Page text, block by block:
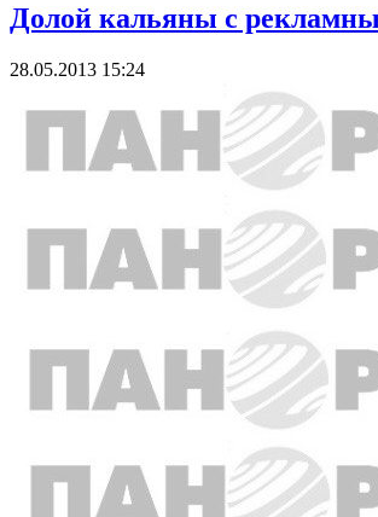
Долой кальяны с
28.05.2013 15:24